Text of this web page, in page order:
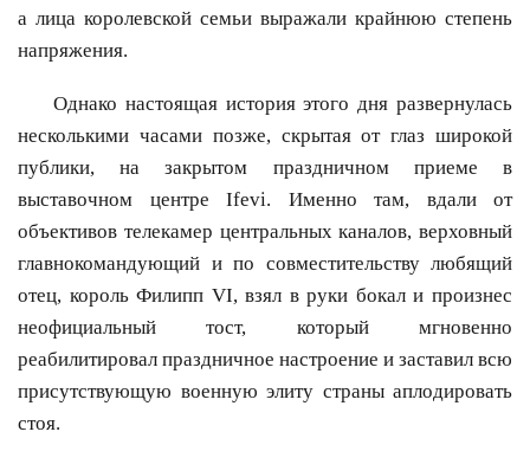
а лица королевской семьи выражали крайнюю степень
напряжения.
Однако настоящая история этого дня развернулась
несколькими часами позже, скрытая от глаз широкой
публики, на закрытом праздничном приеме в
выставочном центре Ifevi. Именно там, вдали от
объективов телекамер центральных каналов, верховный
главнокомандующий и по совместительству любящий
отец, король Филипп VI, взял в руки бокал и произнес
неофициальный тост, который мгновенно
реабилитировал праздничное настроение и заставил всю
присутствующую военную элиту страны аплодировать
стоя.